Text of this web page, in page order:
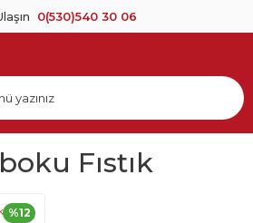
0(530)540 30 06
Fıstık
%12